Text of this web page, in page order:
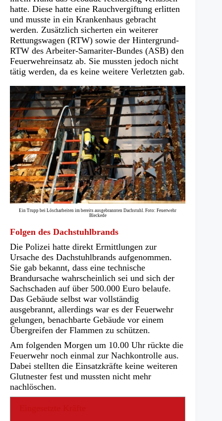
hatte. Diese hatte eine Rauchvergiftung erlitten
und musste in ein Krankenhaus gebracht
werden. Zusätzlich sicherten ein weiterer
Rettungswagen (RTW) sowie der Hintergrund-
RTW des Arbeiter-Samariter-Bundes (ASB) den
Feuerwehreinsatz ab. Sie mussten jedoch nicht
tätig werden, da es keine weitere Verletzten gab.
Ein Trupp bei Löscharbeiten im bereits ausgebrannten Dachstuhl. Foto: Feuerwehr
Bleckede
Folgen des Dachstuhlbrands
Die Polizei hatte direkt Ermittlungen zur
Ursache des Dachstuhlbrands aufgenommen.
Sie gab bekannt, dass eine technische
Brandursache wahrscheinlich sei und sich der
Sachschaden auf über 500.000 Euro belaufe.
Das Gebäude selbst war vollständig
ausgebrannt, allerdings war es der Feuerwehr
gelungen, benachbarte Gebäude vor einem
Übergreifen der Flammen zu schützen.
Am folgenden Morgen um 10.00 Uhr rückte die
Feuerwehr noch einmal zur Nachkontrolle aus.
Dabei stellten die Einsatzkräfte keine weiteren
Glutnester fest und mussten nicht mehr
nachlöschen.